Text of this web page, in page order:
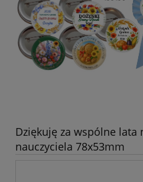
Dziękuję za wspólne lata
nauczyciela 78x53mm